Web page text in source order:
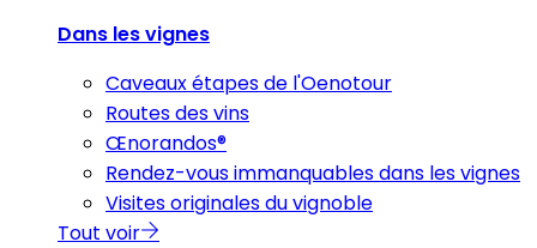
Dans les vignes
Caveaux étapes de l'Oenotour
Routes des vins
Œnorandos®
Rendez-vous immanquables dans les vignes
Visites originales du vignoble
Tout voir